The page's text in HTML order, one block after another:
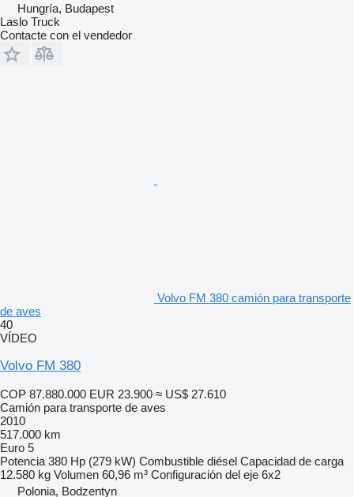
Hungría, Budapest
Laslo Truck
Contacte con el vendedor
Volvo FM 380 camión para transporte
de aves
40
VÍDEO
Volvo FM 380
COP 87.880.000 EUR 23.900 ≈ US$ 27.610
Camión para transporte de aves
2010
517.000 km
Euro 5
Potencia 380 Hp (279 kW) Combustible diésel Capacidad de carga
12.580 kg Volumen 60,96 m³ Configuración del eje 6x2
Polonia, Bodzentyn